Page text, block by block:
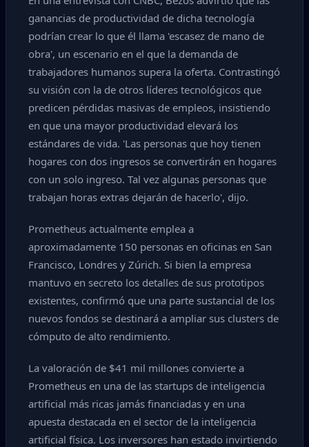
ganancias de productividad de dicha tecnología
podrían crear lo que él llama 'escasez de mano de
obra', un escenario en el que la demanda de
trabajadores humanos supera la oferta. Contrastingó
su visión con la de otros líderes tecnológicos que
predicen pérdidas masivas de empleos, insistiendo
en que una mayor productividad elevará los
estándares de vida. 'Las personas que hoy tienen
hogares con dos ingresos se convertirán en hogares
con un solo ingreso. Tal vez algunas personas que
trabajan horas extras dejarán de hacerlo', dijo.
Prometheus actualmente emplea a
aproximadamente 150 personas en oficinas en San
Francisco, Londres y Zúrich. Si bien la empresa
mantuvo en secreto los detalles de sus prototipos
existentes, confirmó que una parte sustancial de los
nuevos fondos se destinará a ampliar sus clusters de
cómputo de alto rendimiento.
La valoración de $41 mil millones convierte a
Prometheus en una de las startups de inteligencia
artificial más ricas jamás financiadas y en una
apuesta destacada en el sector de la inteligencia
artificial física. Los inversores han estado invirtiendo